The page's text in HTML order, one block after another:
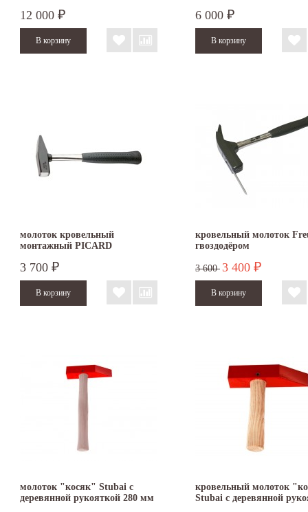
12 000 ₽ 6 000 ₽
молоток кровельный
монтажный PICARD
3 700 ₽
кровельный молоток
гвоздодёром
3 600 3 400 ₽
молоток "косяк" Stubai с
деревянной рукояткой 280 мм
кровельный молоток
Stubai с деревянной